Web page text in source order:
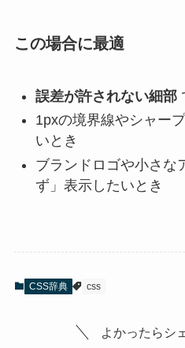
この場合に最適
誤差が許されない細部
1pxの境界線やシャー
いとき
ブランドロゴや小さな
ず」表示したいとき
CSS辞典 css
よかったらシ